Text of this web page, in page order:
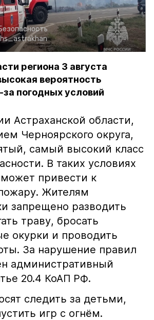
региона 3 августа
вероятность
за погодных условий
Астраханской области,
Черноярского округа,
самый высокий класс
В таких условиях
привести к
Жителям
запрещено разводить
траву, бросать
окурки и проводить
За нарушение правил
административный
20.4 КоАП РФ.
следить за детьми,
игр с огнём.